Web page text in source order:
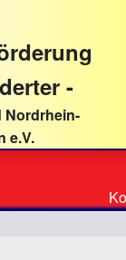
-
Nordrhein-
e.V.